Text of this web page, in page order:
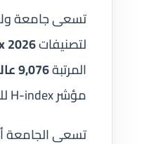
تسعى جامعة
لتصنيفات2026
المرتبة9,076 عالمياً
مؤشر H-index للباحثين، وعدد المنشورات الأكاديمية ذات التأثير العالي.
تسعى الجامعة